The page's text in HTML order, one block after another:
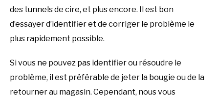
des tunnels de cire, et plus encore. Il est bon
d’essayer d’identifier et de corriger le problème le
plus rapidement possible.
Si vous ne pouvez pas identifier ou résoudre le
problème, il est préférable de jeter la bougie ou de la
retourner au magasin. Cependant, nous vous